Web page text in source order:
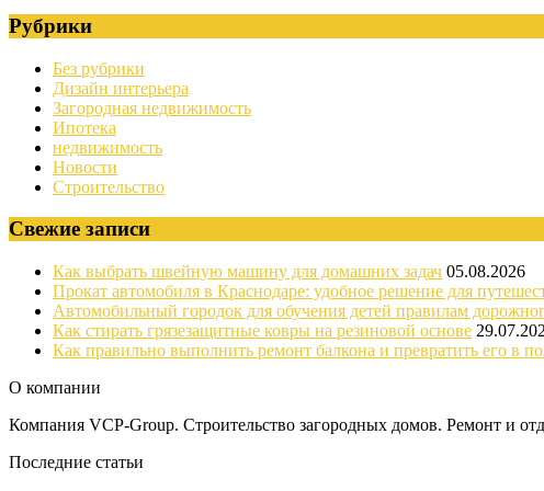
Рубрики
Без рубрики
Дизайн интерьера
Загородная недвижимость
Ипотека
недвижимость
Новости
Строительство
Свежие записи
Как выбрать швейную машину для домашних задач 05.08.2026
Прокат автомобиля в Краснодаре: удобное решение для
Автомобильный городок для обучения детей правилам
Как стирать грязезащитные ковры на резиновой основе
Как правильно выполнить ремонт балкона и превратить его в
О компании
Компания VCP-Group. Строительство загородных домов. Ремонт и
Последние статьи